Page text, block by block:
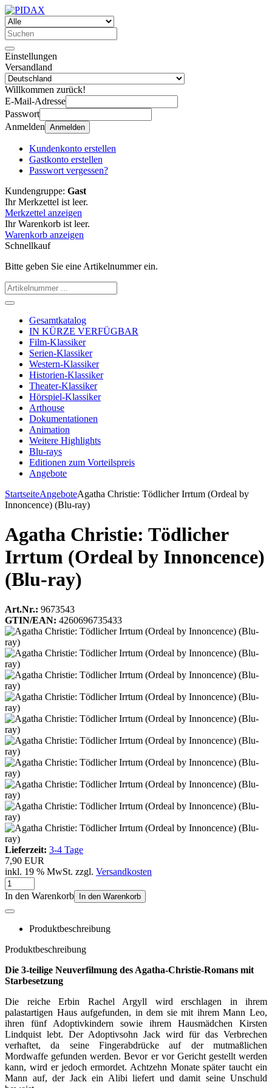
Einstellungen
Versandland
Willkommen zurück!
E-Mail-Adresse
Passwort
Anmelden Anmelden
Kundenkonto erstellen
Gastkonto erstellen
Passwort vergessen?
Kundengruppe: Gast
Ihr Merkzettel ist leer.
Merkzettel anzeigen
Ihr Warenkorb ist leer.
Warenkorb anzeigen
Schnellkauf
Bitte geben Sie eine Artikelnummer ein.
Gesamtkatalog
IN KÜRZE VERFÜGBAR
Film-Klassiker
Serien-Klassiker
Western-Klassiker
Historien-Klassiker
Theater-Klassiker
Hörspiel-Klassiker
Arthouse
Dokumentationen
Animation
Weitere Highlights
Blu-rays
Editionen zum Vorteilspreis
Angebote
StartseiteAngeboteAgatha Christie: Tödlicher Irrtum (Ordeal by
Innoncence) (Blu-ray)
Agatha Christie: Tödlicher
Irrtum (Ordeal by Innoncence)
(Blu-ray)
Art.Nr.: 9673543
GTIN/EAN: 4260696735433
Lieferzeit: 3-4 Tage
7,90 EUR
inkl. 19 % MwSt. zzgl. Versandkosten
In den Warenkorb In den Warenkorb
Produktbeschreibung
Produktbeschreibung
Die 3-teilige Neuverfilmung des Agatha-Christie-Romans mit
Starbesetzung
Die reiche Erbin Rachel Argyll wird erschlagen in ihrem
palastartigen Haus aufgefunden, in dem sie mit ihrem Mann Leo,
ihren fünf Adoptivkindern sowie ihrem Hausmädchen Kirsten
Lindquist lebt. Der Adoptivsohn Jack wird für das Verbrechen
verhaftet, da seine Fingerabdrücke auf der mutmaßlichen
Mordwaffe gefunden werden. Bevor er vor Gericht gestellt werden
kann, wird er jedoch ermordet. Achtzehn Monate später taucht ein
Mann auf, der Jack ein Alibi liefert und damit seine Unschuld